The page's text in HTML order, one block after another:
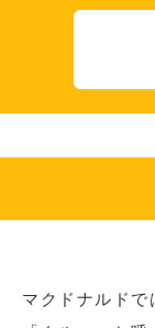
マクドナルドで